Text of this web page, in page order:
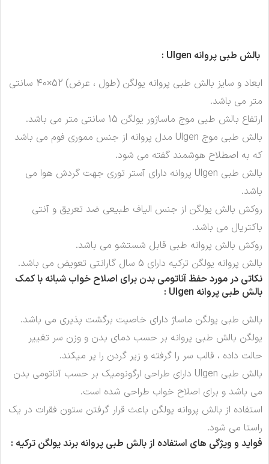
بالش طبی پروانه
ابعاد و سایز بالش طبی پروانه یولگن (طول ، عرض) 52×40 سانتی
متر می باشد.
ارتفاع بالش طبی موج ماساژور یولگن 15 سانتی متر می باشد.
بالش طبی موج Ulgen مدل پروانه از جنس مموری فوم می باشد
که به اصطلاح هوشمند گفته می شود.
بالش طبی Ulgen پروانه دارای آستر توری جهت گردش هوا می
باشد.
روکش بالش یولگن از جنس الیاف طبیعی ضد تعریق و آنتی
باکتریال می باشد.
روکش بالش پروانه طبی قابل شستشو می باشد.
بالش پروانه یولگن ترکیه دارای 5 سال گارانتی تعویض می باشد.
نکاتی در مورد حفظ آناتومی بدن برای اصلاح خواب شبانه با کمک
بالش طبی پروانه Ulgen :
بالش طبی یولگن ماساژ دارای خاصیت برگشت پذیری می باشد.
یولگن بالش طبی پروانه بر حسب دمای بدن و وزن سر تغییر
حالت داده ، قالب سر را گرفته و زیر گردن را پر میکند.
بالش طبی Ulgen دارای طراحی ارگونومیک بر حسب آناتومی بدن
می باشد و برای اصلاح خواب طراحی شده است.
استفاده از بالش پروانه یولگن باعث قرار گرفتن ستون فقرات در یک
راستا می شود.
فواید و ویژگی های استفاده از بالش طبی پروانه برند یولگن ترکیه :